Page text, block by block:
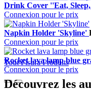
Drink Cover ''Eat,
Connexion pour le prix
Napkin Holder 'Skyline'
Connexion pour le prix
Rocket lava lamp blue
Connexion pour le prix
Tout Fisura Produits
Découvrez les